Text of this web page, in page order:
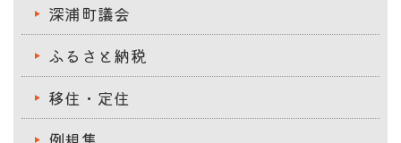
深浦町議会
ふるさと納税
移住・定住